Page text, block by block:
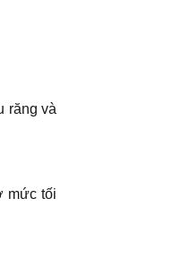
răng và
mức tối